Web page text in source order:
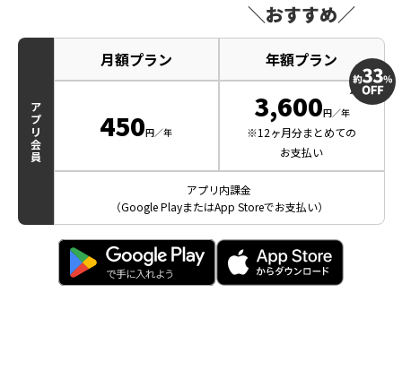
＼おすすめ／
ア
プ
リ
会
員
月額プラン 年額プラン
450円／年
3,600円／年
※12ヶ月分まとめての
お支払い
アプリ内課金
（Google PlayまたはApp Storeでお支払い）